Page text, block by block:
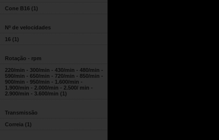
Cone B16 (1)
Nº de velocidades
16 (1)
Rotação - rpm
220/min - 300/min - 430/min - 480/min -
590/min - 650/min - 720/min - 850/min -
900/min - 950/min - 1.600/min -
1.900/min - 2.000/min - 2.500/ min -
2.900/min - 3.600/min (1)
Transmissão
Correia (1)